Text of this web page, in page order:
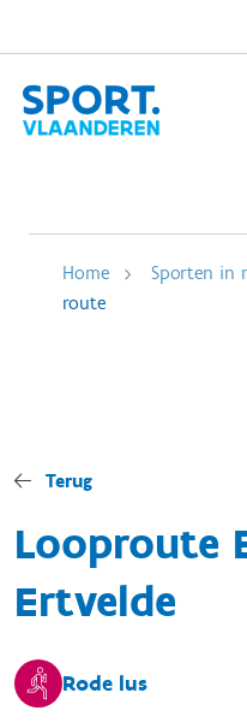
Home Sporten in
route
Terug
Looproute
Ertvelde
Rode lus